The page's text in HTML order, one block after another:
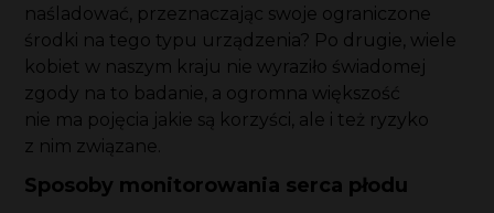
naśladować, przeznaczając swoje ograniczone
środki na tego typu urządzenia? Po drugie, wiele
kobiet w naszym kraju nie wyraziło świadomej
zgody na to badanie, a ogromna większość
nie ma pojęcia jakie są korzyści, ale i też ryzyko
z nim związane.
Sposoby monitorowania serca płodu